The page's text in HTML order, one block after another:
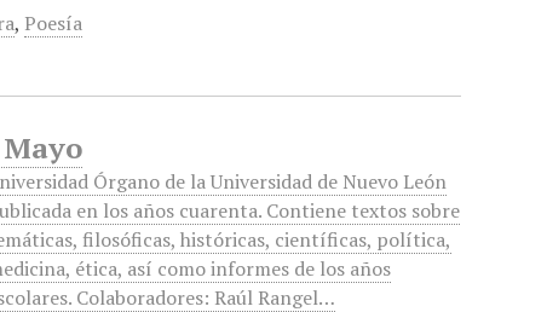
, Poesía
Órgano de la Universidad de Nuevo León
en los años cuarenta. Contiene textos sobre
filosóficas, históricas, científicas, política,
ética, así como informes de los años
Colaboradores: Raúl Rangel…